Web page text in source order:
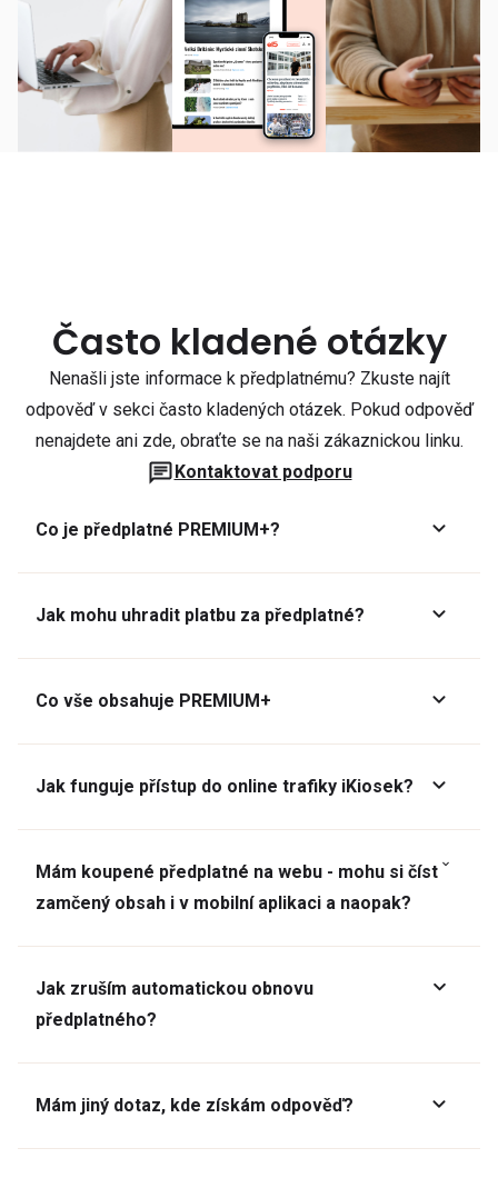
Často kladené otázky
Nenašli jste informace k předplatnému? Zkuste najít
odpověď v sekci často kladených otázek. Pokud odpověď
nenajdete ani zde, obraťte se na naši zákaznickou linku.
Kontaktovat podporu
Co je předplatné PREMIUM+?
Jak mohu uhradit platbu za předplatné?
Co vše obsahuje PREMIUM+
Jak funguje přístup do online trafiky iKiosek?
Mám koupené předplatné na webu - mohu si číst
zamčený obsah i v mobilní aplikaci a naopak?
Jak zruším automatickou obnovu
předplatného?
Mám jiný dotaz, kde získám odpověď?